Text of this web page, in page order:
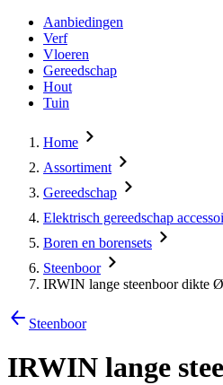
Aanbiedingen
Verf
Vloeren
Gereedschap
Hout
Tuin
Home
Assortiment
Gereedschap
Elektrisch gereedschap
Boren en borensets
Steenboor
IRWIN lange steenboor dikte
Steenboor
IRWIN lange